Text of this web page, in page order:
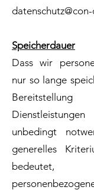
Speicherdauer
Dass wir
nur so lange
unbedingt
generelles